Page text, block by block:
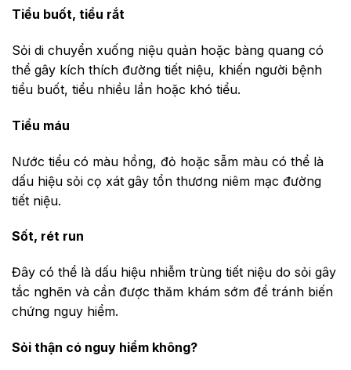
Tiểu buốt, tiểu rắt
Sỏi di chuyển xuống niệu quản hoặc bàng quang có
thể gây kích thích đường tiết niệu, khiến người bệnh
tiểu buốt, tiểu nhiều lần hoặc khó tiểu.
Tiểu máu
Nước tiểu có màu hồng, đỏ hoặc sẫm màu có thể là
dấu hiệu sỏi cọ xát gây tổn thương niêm mạc đường
tiết niệu.
Sốt, rét run
Đây có thể là dấu hiệu nhiễm trùng tiết niệu do sỏi gây
tắc nghẽn và cần được thăm khám sớm để tránh biến
chứng nguy hiểm.
Sỏi thận có nguy hiểm không?